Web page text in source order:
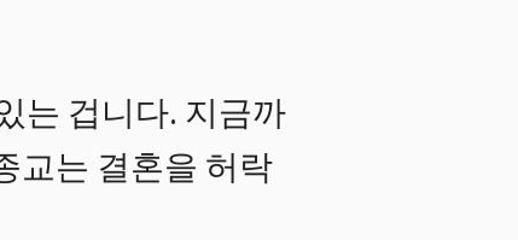
는 겁니다. 지금까
교는 결혼을 허락